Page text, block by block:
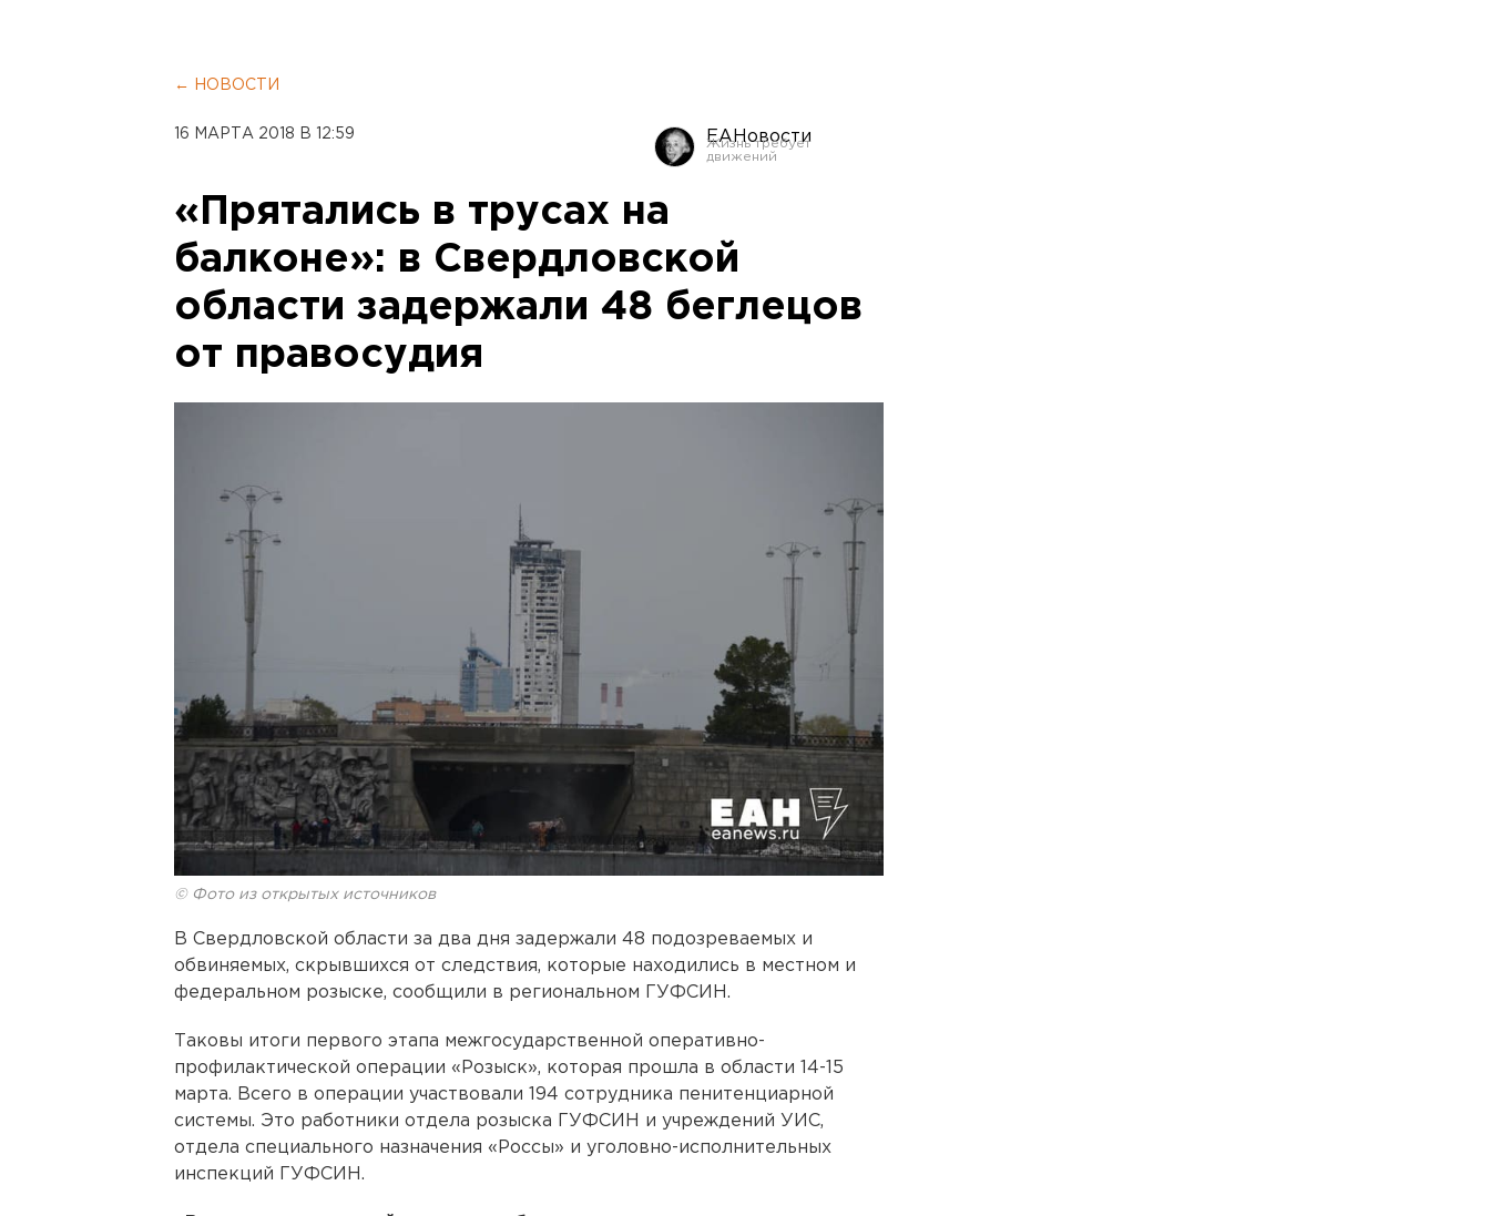
← НОВОСТИ
16 МАРТА 2018 В 12:59 ЕАНовости
«Прятались в трусах на
балконе»: в Свердловской
области задержали 48 беглецов
от правосудия
© Фото из открытых источников
В Свердловской области за два дня задержали 48 подозреваемых и
обвиняемых, скрывшихся от следствия, которые находились в местном и
федеральном розыске, сообщили в региональном ГУФСИН.
Таковы итоги первого этапа межгосударственной оперативно-
профилактической операции «Розыск», которая прошла в области 14-15
марта. Всего в операции участвовали 194 сотрудника пенитенциарной
системы. Это работники отдела розыска ГУФСИН и учреждений УИС,
отдела специального назначения «Россы» и уголовно-исполнительных
инспекций ГУФСИН.